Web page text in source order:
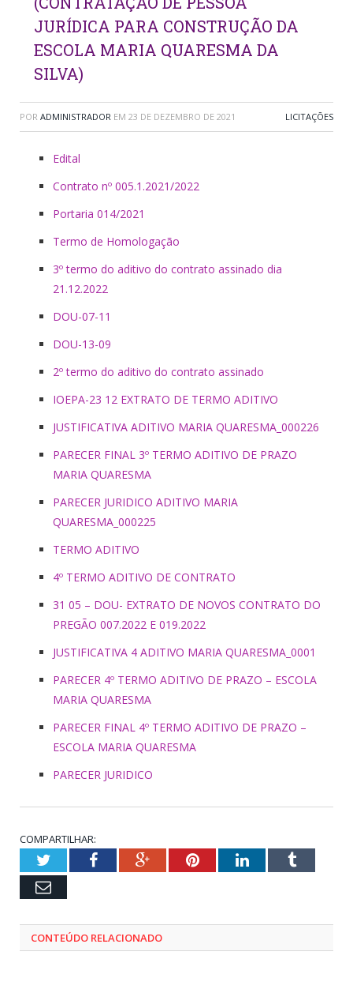
JURÍDICA PARA CONSTRUÇÃO DA
ESCOLA MARIA QUARESMA DA
SILVA)
POR ADMINISTRADOR EM 23 DE DEZEMBRO DE 2021 LICITAÇÕES
Edital
Contrato nº 005.1.2021/2022
Portaria 014/2021
Termo de Homologação
3º termo do aditivo do contrato assinado dia
21.12.2022
DOU-07-11
DOU-13-09
2º termo do aditivo do contrato assinado
IOEPA-23 12 EXTRATO DE TERMO ADITIVO
JUSTIFICATIVA ADITIVO MARIA QUARESMA_000226
PARECER FINAL 3º TERMO ADITIVO DE PRAZO
MARIA QUARESMA
PARECER JURIDICO ADITIVO MARIA
QUARESMA_000225
TERMO ADITIVO
4º TERMO ADITIVO DE CONTRATO
31 05 – DOU- EXTRATO DE NOVOS CONTRATO DO
PREGÃO 007.2022 E 019.2022
JUSTIFICATIVA 4 ADITIVO MARIA QUARESMA_0001
PARECER 4º TERMO ADITIVO DE PRAZO – ESCOLA
MARIA QUARESMA
PARECER FINAL 4º TERMO ADITIVO DE PRAZO –
ESCOLA MARIA QUARESMA
PARECER JURIDICO
COMPARTILHAR:
TwitterFacebookGoogle+PinterestLinkedInTumblr
Email
CONTEÚDO RELACIONADO